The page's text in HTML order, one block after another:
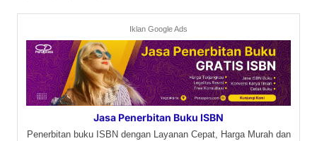
Iklan Google Ads
Jasa Penerbitan Buku ISBN
Penerbitan buku ISBN dengan Layanan Cepat, Harga Murah dan